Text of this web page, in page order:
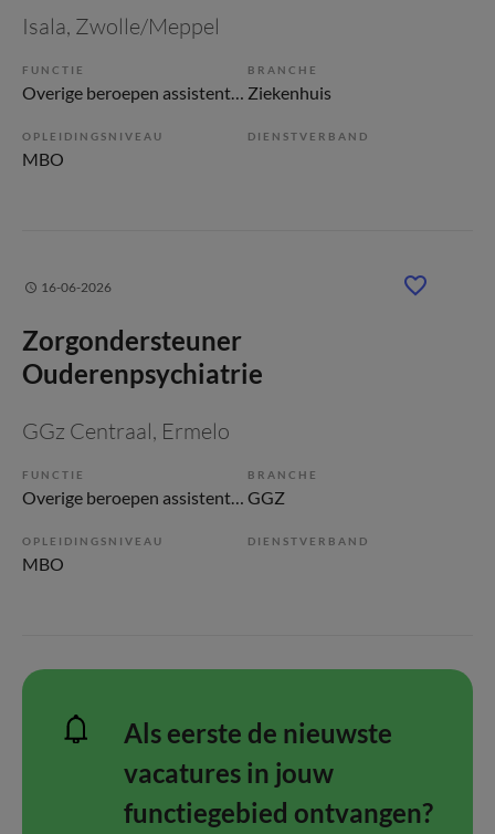
Isala, Zwolle/Meppel
FUNCTIE
Overige beroepen assistenten
BRANCHE
Ziekenhuis
OPLEIDINGSNIVEAU
MBO
DIENSTVERBAND
16-06-2026
Zorgondersteuner
Ouderenpsychiatrie
GGz Centraal, Ermelo
FUNCTIE
Overige beroepen assistenten
BRANCHE
GGZ
OPLEIDINGSNIVEAU
MBO
DIENSTVERBAND
Als eerste de nieuwste
vacatures in jouw
functiegebied ontvangen?